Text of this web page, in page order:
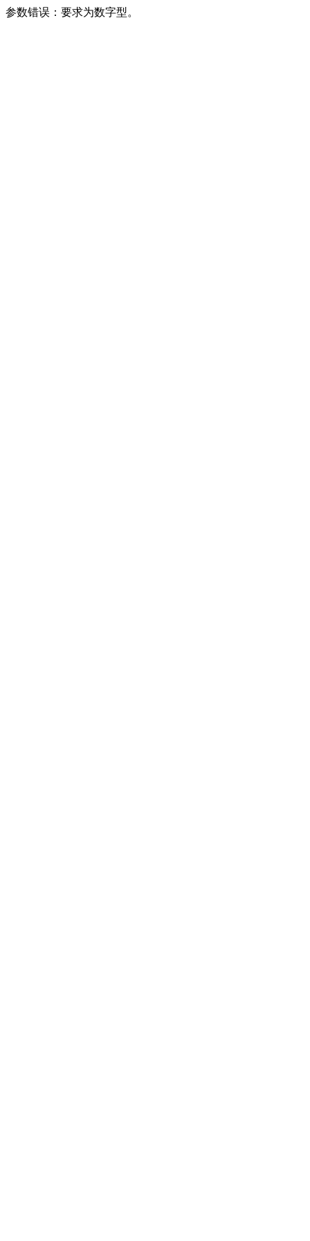
参数错误：要求为数字型。